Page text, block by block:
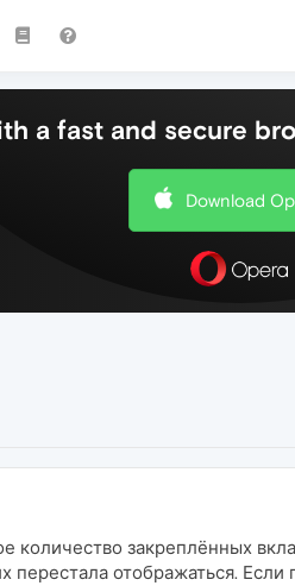
a fast and secure
Download
количество закреплённых
перестала отображаться.